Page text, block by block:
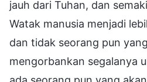
jauh dari Tuhan, dan
Watak manusia menjadi
dan tidak seorang pun
mengorbankan segalanya